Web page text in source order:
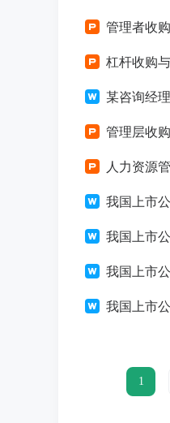
管理者收
杠杆收购
某咨询经
管理层收
人力资源
我国上市
我国上市
我国上市
我国上市
1